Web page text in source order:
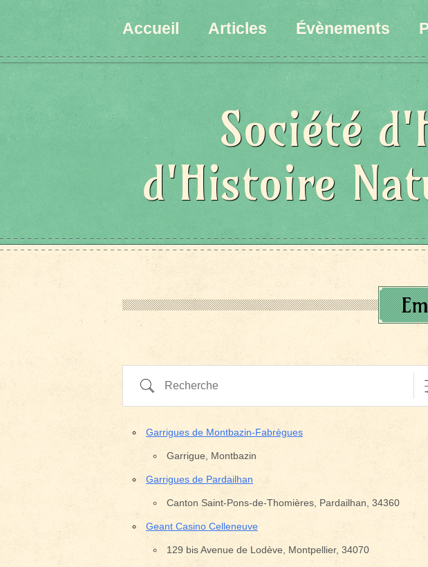
Accueil Articles Évènements
Société
d'Histoire
Recherche
Garrigues de Montbazin-Fabrègues
Garrigue, Montbazin
Garrigues de Pardailhan
Canton Saint-Pons-de-Thomières, Pardailhan, 34360
Geant Casino Celleneuve
129 bis Avenue de Lodève, Montpellier, 34070
État/Pays